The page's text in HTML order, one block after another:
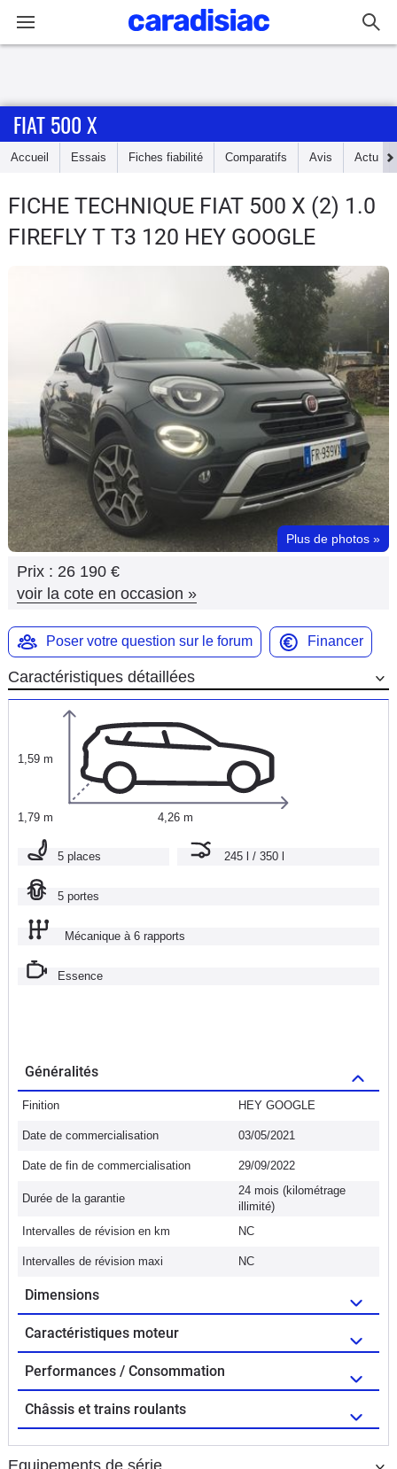
Accueil
Essais
Utilitaires
Flottes
Auto
Services
Forum
Moto
Marques
FIAT 500 X
Accueil Essais Fiches fiabilité Comparatifs Avis Actu
FICHE TECHNIQUE FIAT 500 X (2) 1.0
FIREFLY T T3 120 HEY GOOGLE
Plus de photos »
Prix : 26 190 €
voir la cote en occasion »
Poser votre question sur le forum Financer
Caractéristiques détaillées
1,59 m
1,79 m 4,26 m
5 places 245 l / 350 l
5 portes
Mécanique à 6 rapports
Essence
Généralités
Finition HEY GOOGLE
Date de commercialisation 03/05/2021
Date de fin de commercialisation 29/09/2022
Durée de la garantie
24 mois (kilométrage
illimité)
Intervalles de révision en km
NC
Intervalles de révision maxi NC
Dimensions
Caractéristiques moteur
Performances / Consommation
Châssis et trains roulants
Equipements de série